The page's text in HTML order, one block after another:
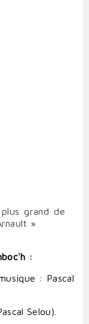
grand de
»
:
: Pascal
Selou).